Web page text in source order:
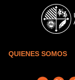
Skip to main content
QUIENES SOMOS